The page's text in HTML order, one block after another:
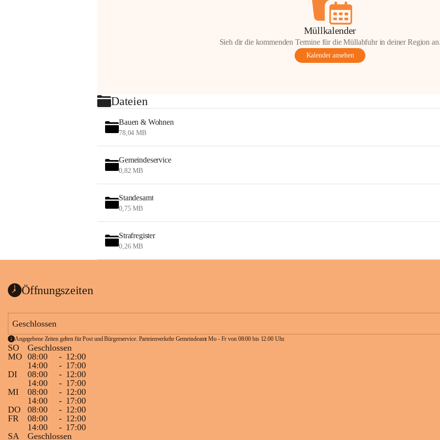
Müllkalender
Sieh dir die kommenden Termine für die Müllabfuhr in deiner Region
Kalender ansehen
Dateien
Bauen & Wohnen
78,04 MB
Gemeindeservice
0,82 MB
Standesamt
0,75 MB
Strafregister
0,26 MB
Öffnungszeiten
Geschlossen
Angegebene Zeiten gelten für Post und Bürgerservice. Parteienverkehr Gemeindeamt Mo - Fr von 08:00 bis 12:00 Uhr.
SO
Geschlossen
MO 08:00 - 12:00
14:00
- 17:00
DI
08:00 - 12:00
14:00
- 17:00
MI
08:00 - 12:00
14:00
- 17:00
DO
08:00 - 12:00
FR
08:00 - 12:00
14:00
- 17:00
SA
Geschlossen